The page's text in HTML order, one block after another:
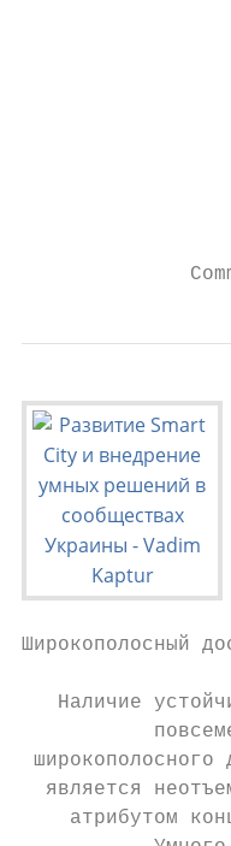
Широкополосный
Наличие
широкополосного
является
атрибутом